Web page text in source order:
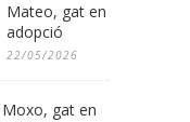
Mateo, gat en
adopció
22/05/2026
Moxo, gat en